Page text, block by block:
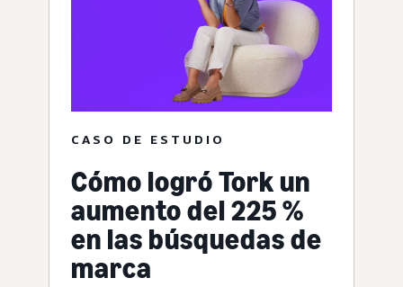
CASO DE ESTUDIO
Cómo logró Tork un
aumento del 225 %
en las búsquedas de
marca